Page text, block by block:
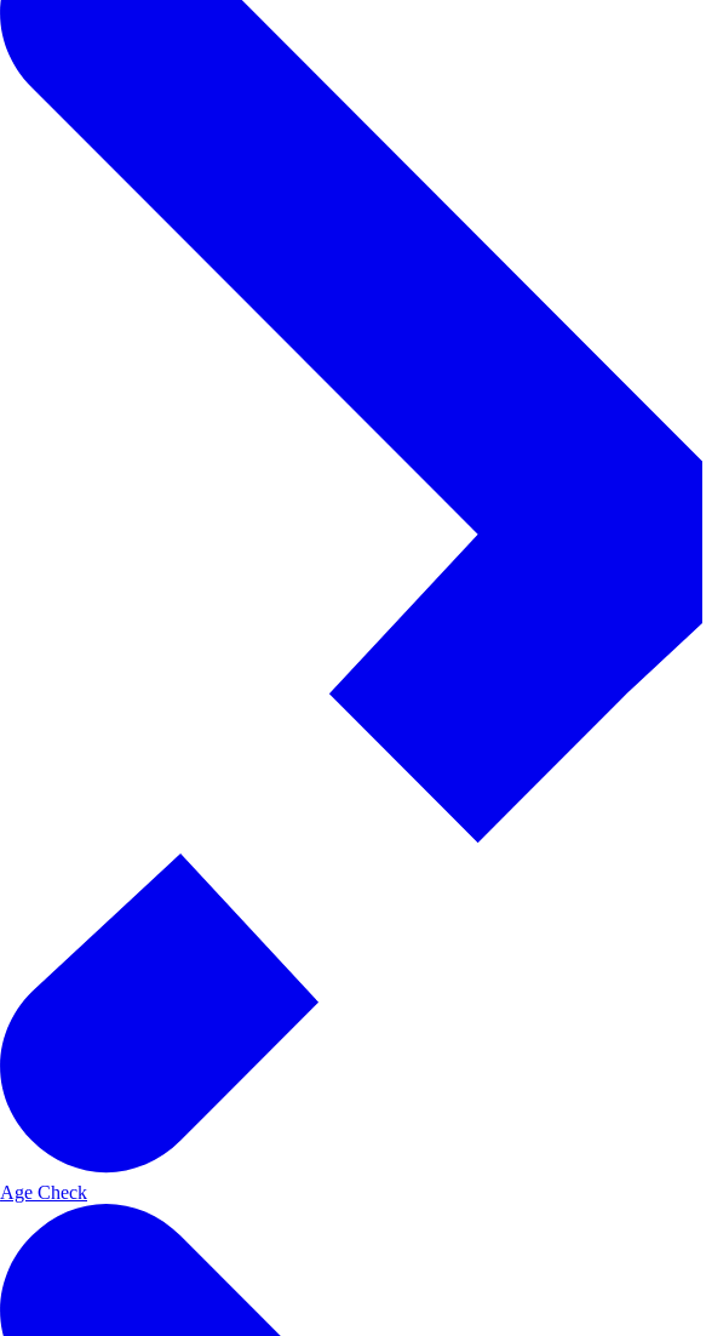
Age Check